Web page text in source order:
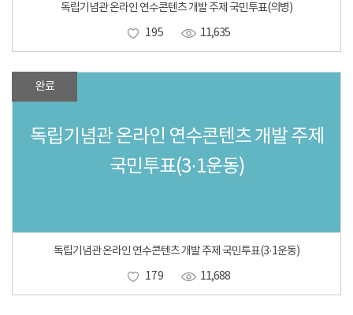
독립기념관 온라인 연수콘텐츠 개발 주제 국민투표(의병)
195
11,635
완료
독립기념관 온라인 연수콘텐츠 개발 주제
국민투표(3·1운동)
독립기념관 온라인 연수콘텐츠 개발 주제 국민투표(3·1운동)
179
11,688